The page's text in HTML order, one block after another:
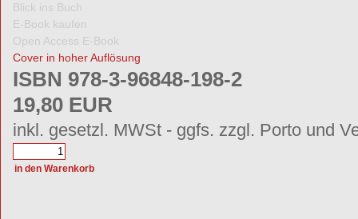
Blick ins Buch
E-Book kaufen
Open Access E-Book
Cover in hoher Auflösung
ISBN 978-3-96848-198-2
19,80 EUR
inkl. gesetzl. MWSt - ggfs. zzgl. Porto und